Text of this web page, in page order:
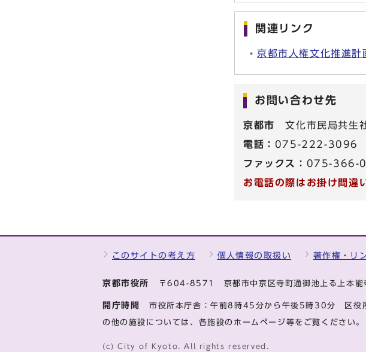
関連リンク
京都市人権文化推進計
お問い合わせ先
京都市
文化市民局共生
電話： 075-222-3096
ファックス： 075-366-
お電話の際はお掛け間違
このサイトの考え方 個人情報の取扱い 著作権・リ
京都市役所 〒604-8571 京都市中京区寺町通御池上る上本
開庁時間 市役所本庁舎：午前8時45分から午後5時30分 区役
の他の施設については、各施設のホームページ等をご覧ください。
(c) City of Kyoto. All rights reserved.